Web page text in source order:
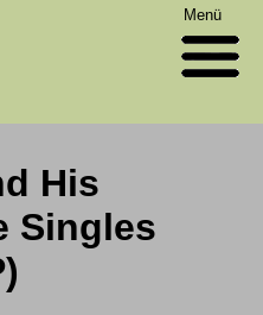
Menü
His
Singles